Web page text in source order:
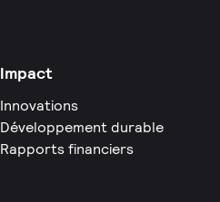
Impact
Innovations
Développement durable
Rapports financiers